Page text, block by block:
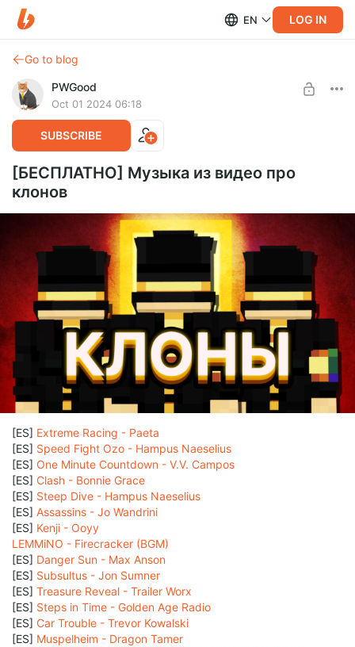
EN LOG IN
Go to blog
PWGood
Oct 01 2024 06:18
SUBSCRIBE
[БЕСПЛАТНО] Музыка из видео про
клонов
[ES] Extreme Racing - Paeta
[ES] Speed Fight Ozo - Hampus Naeselius
[ES] One Minute Countdown - V.V. Campos
[ES] Clash - Bonnie Grace
[ES] Steep Dive - Hampus Naeselius
[ES] Assassins - Jo Wandrini
[ES] Kenji - Ooyy
LEMMiNO - Firecracker (BGM)
[ES] Danger Sun - Max Anson
[ES] Subsultus - Jon Sumner
[ES] Treasure Reveal - Trailer Worx
[ES] Steps in Time - Golden Age Radio
[ES] Car Trouble - Trevor Kowalski
[ES] Muspelheim - Dragon Tamer